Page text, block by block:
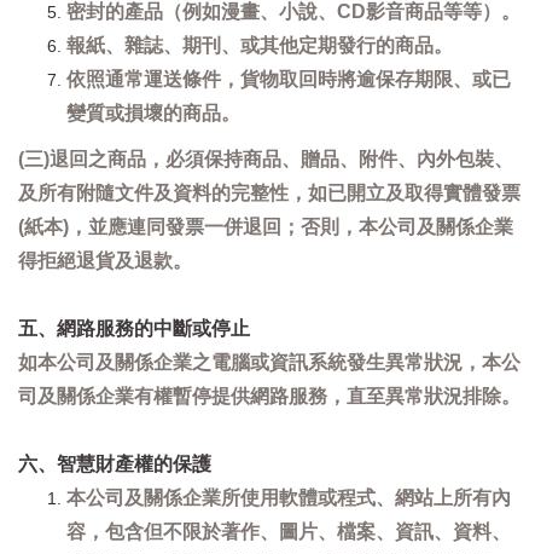
密封的產品（例如漫畫、小說、CD影音商品等等）。
報紙、雜誌、期刊、或其他定期發行的商品。
依照通常運送條件，貨物取回時將逾保存期限、或已
變質或損壞的商品。
(三)退回之商品，必須保持商品、贈品、附件、內外包裝、
及所有附隨文件及資料的完整性，如已開立及取得實體發票
(紙本)，並應連同發票一併退回；否則，本公司及關係企業
得拒絕退貨及退款。
五、網路服務的中斷或停止
如本公司及關係企業之電腦或資訊系統發生異常狀況，本公
司及關係企業有權暫停提供網路服務，直至異常狀況排除。
六、智慧財產權的保護
本公司及關係企業所使用軟體或程式、網站上所有內
容，包含但不限於著作、圖片、檔案、資訊、資料、